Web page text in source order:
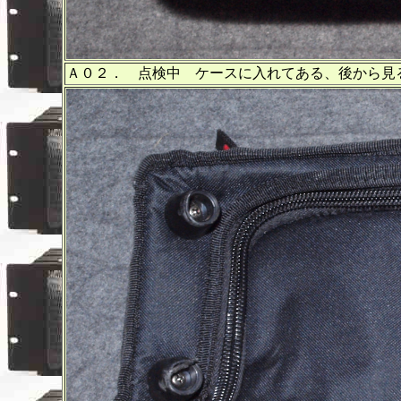
Ａ０２． 点検中 ケースに入れてある、後から見